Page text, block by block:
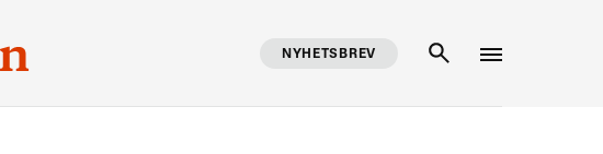
NYHETSBREV